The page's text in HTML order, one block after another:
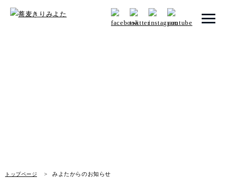
トップページ みよたからのお知らせ